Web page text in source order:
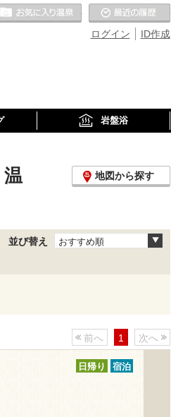
ID作成
ログイン
お気に入りの温泉
岩盤浴
地図から探す
並び替え おすすめ順
前へ 1 次へ
日帰り 宿泊